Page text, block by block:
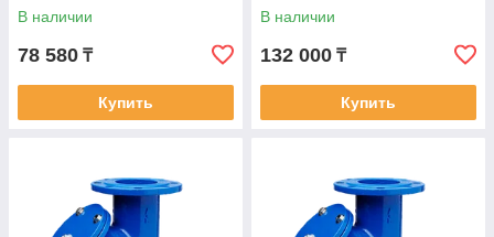
В наличии
78 580 ₸
Купить
В наличии
132 000 ₸
Купить